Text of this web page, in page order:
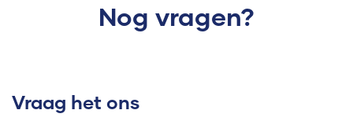
Nog vragen?
Vraag het ons